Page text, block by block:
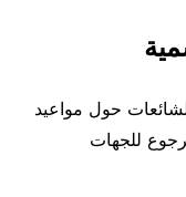
حول مواعيد
للجهات